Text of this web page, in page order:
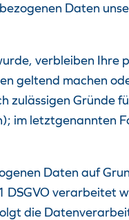
Daten
verbleiben Ihre
geltend machen
Gründe
im letztgenannten
Daten auf
verarbeitet
die